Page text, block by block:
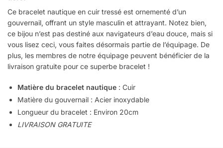
Ce bracelet nautique en cuir tressé est ornementé d’un
gouvernail, offrant un style masculin et attrayant. Notez bien,
ce bijou n’est pas destiné aux navigateurs d’eau douce, mais si
vous lisez ceci, vous faites désormais partie de l’équipage. De
plus, les membres de notre équipage peuvent bénéficier de la
livraison gratuite pour ce superbe bracelet !
Matière du bracelet nautique : Cuir
Matière du gouvernail : Acier inoxydable
Longueur du bracelet : Environ 20cm
LIVRAISON GRATUITE